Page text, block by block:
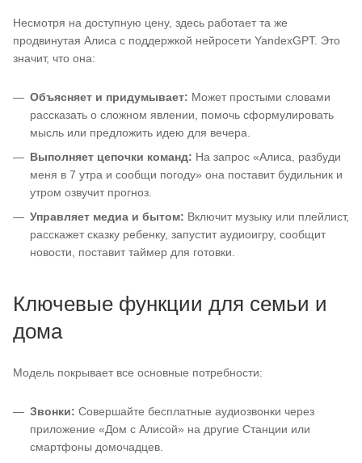
Несмотря на доступную цену, здесь работает та же
продвинутая Алиса с поддержкой нейросети YandexGPT. Это
значит, что она:
Объясняет и придумывает: Может простыми словами
рассказать о сложном явлении, помочь сформулировать
мысль или предложить идею для вечера.
Выполняет цепочки команд: На запрос «Алиса, разбуди
меня в 7 утра и сообщи погоду» она поставит будильник и
утром озвучит прогноз.
Управляет медиа и бытом: Включит музыку или плейлист,
расскажет сказку ребенку, запустит аудиоигру, сообщит
новости, поставит таймер для готовки.
Ключевые функции для семьи и
дома
Модель покрывает все основные потребности:
Звонки: Совершайте бесплатные аудиозвонки через
приложение «Дом с Алисой» на другие Станции или
смартфоны домочадцев.